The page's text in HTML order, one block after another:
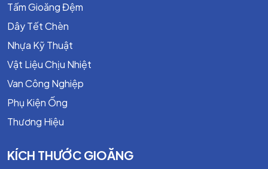
Tấm Gioăng Đệm
Dây Tết Chèn
Nhựa Kỹ Thuật
Vật Liệu Chịu Nhiệt
Van Công Nghiệp
Phụ Kiện Ống
Thương Hiệu
KÍCH THƯỚC GIOĂNG